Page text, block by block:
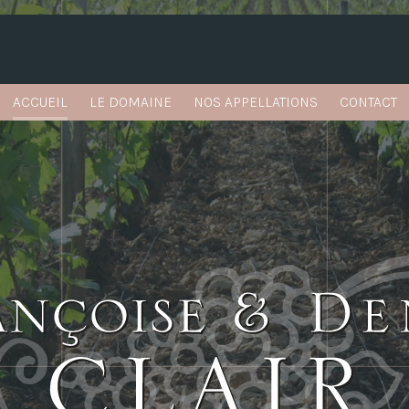
ACCUEIL LE DOMAINE NOS APPELLATIONS CONTACT